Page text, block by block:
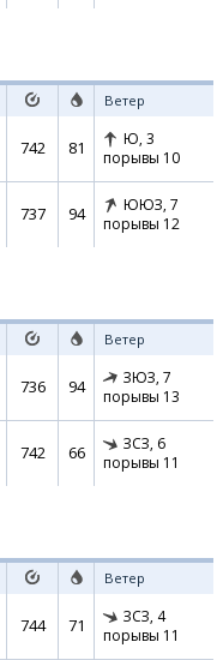
Ветер
742 81 Ю, 3
порывы 10
737 94 ЮЮЗ, 7
порывы 12
Ветер
736 94 ЗЮЗ, 7
порывы 13
742 66 ЗСЗ, 6
порывы 11
Ветер
744 71 ЗСЗ, 4
порывы 11